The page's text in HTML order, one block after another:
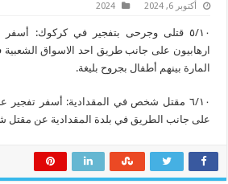
أكتوبر 6, 2024 2024
٥/١٠ قتلى وجرحى بتفجير في كركوك:
المارة بينهم أطفال بجروح بليغة.
٦/١٠ مقتل شخص في المقدادية: أسفر تفجير
على جانب الطريق في بلدة المقدادية عن مقتل